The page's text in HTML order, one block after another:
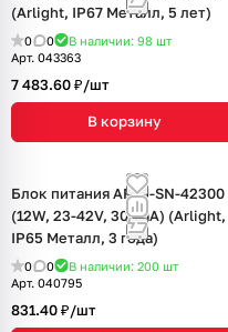
(Arlight, IP67 Металл, 5 лет)
0 0 В наличии: 98 шт
Арт. 043363
7 483.60 ₽/шт
В корзину
Блок питания ARPJ-SN-42300
(12W, 23-42V, 300mA) (Arlight,
IP65 Металл, 3 года)
0 0 В наличии: 200 шт
Арт. 040795
831.40 ₽/шт